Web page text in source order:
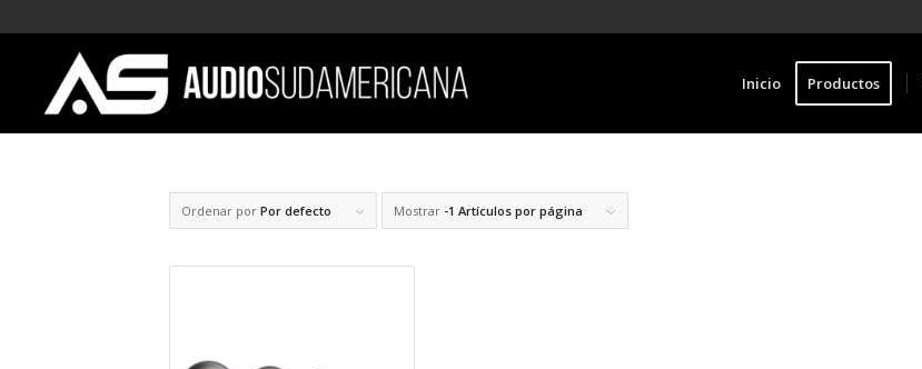
Inicio Productos
Ordenar por Por defecto Mostrar -1 Artículos por página